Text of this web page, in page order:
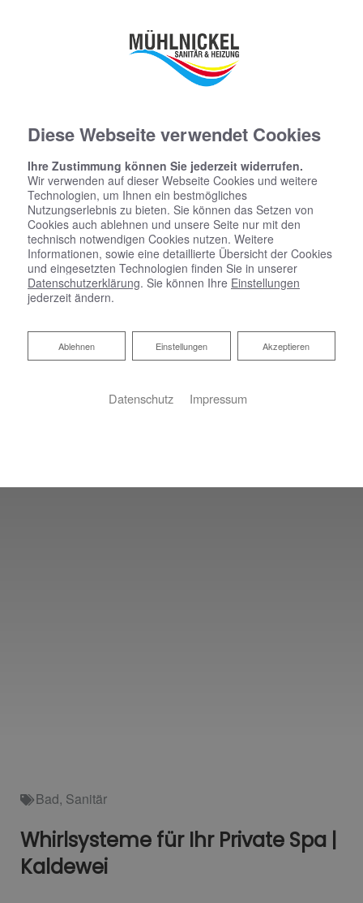
Bad, Sanitär
Whirlsysteme für Ihr Private Spa |
Kaldewei
Diese Webseite verwendet Cookies
Ihre Zustimmung können Sie jederzeit widerrufen.
Wir verwenden auf dieser Webseite Cookies und weitere
Technologien, um Ihnen ein bestmögliches
Nutzungserlebnis zu bieten. Sie können das Setzen von
Cookies auch ablehnen und unsere Seite nur mit den
technisch notwendigen Cookies nutzen. Weitere
Informationen, sowie eine detaillierte Übersicht der Cookies
und eingesetzten Technologien finden Sie in unserer
Datenschutzerklärung. Sie können Ihre Einstellungen
jederzeit ändern.
Akzeptieren
Einstellungen
Ablehnen
Ablehnen
Datenschutz Impressum